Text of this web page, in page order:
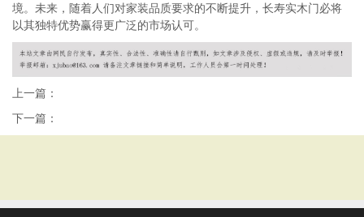
境。未来，随着人们对家装品质要求的不断提升，长寿实木门必将
以其独特优势赢得更广泛的市场认可。
上一篇：
下一篇：